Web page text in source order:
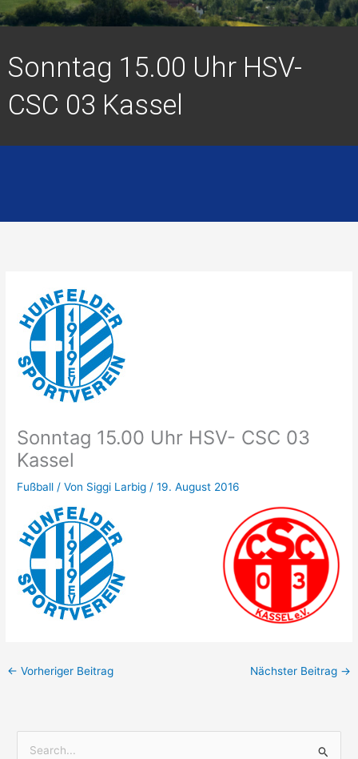
Sonntag 15.00 Uhr HSV-
CSC 03 Kassel
Sonntag 15.00 Uhr HSV- CSC 03
Kassel
Fußball / Von Siggi Larbig /19. August 2016
← Vorheriger Beitrag Nächster Beitrag →